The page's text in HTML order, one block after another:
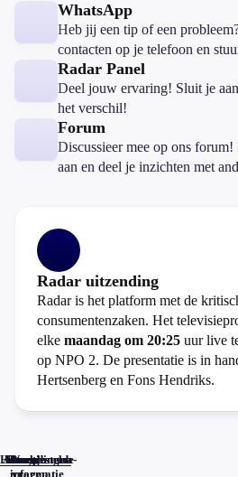
WhatsApp
Heb jij een tip of een
contacten op je telefoon en
Radar Panel
Deel jouw ervaring! Sluit je
het verschil!
Forum
Discussieer mee op ons
aan en deel je inzichten met
Radar uitzending
Radar is het platform met de
consumentenzaken. Het
elke maandag om 20:25 uur live
op NPO 2. De presentatie is in
Hertsenberg en Fons Hendriks.
Home
Actueel
Uitzendingen
Reacties
Programma-
informatie
Veelgestelde
vragen